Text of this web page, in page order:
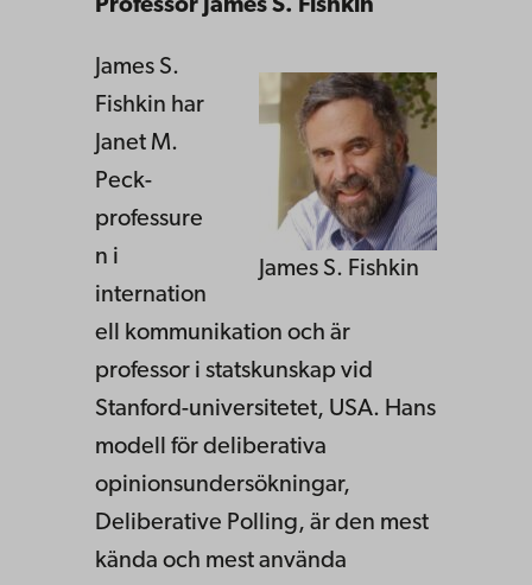
Professor James S. Fishkin
James S. Fishkin
James S.
Fishkin har
Janet M.
Peck-
professure
n i
internation
ell kommunikation och är
professor i statskunskap vid
Stanford-universitetet, USA. Hans
modell för deliberativa
opinionsundersökningar,
Deliberative Polling, är den mest
kända och mest använda